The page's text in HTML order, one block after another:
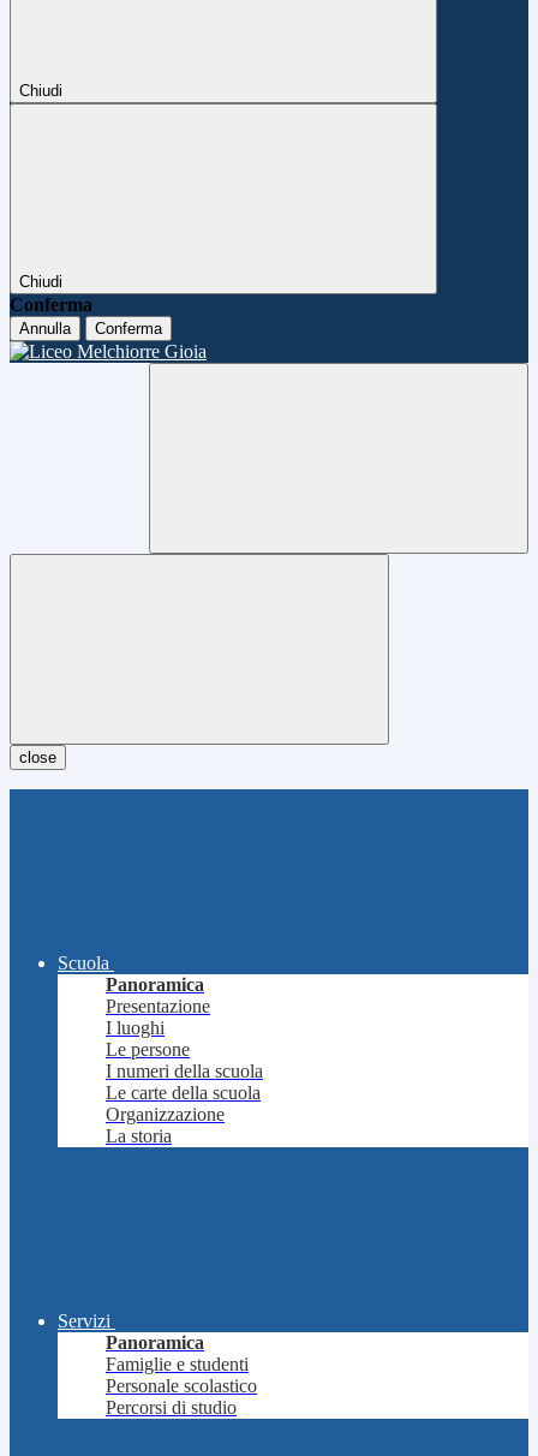
Chiudi
Chiudi
Conferma
Annulla Conferma
close
Scuola
Panoramica
Presentazione
I luoghi
Le persone
I numeri della scuola
Le carte della scuola
Organizzazione
La storia
Servizi
Panoramica
Famiglie e studenti
Personale scolastico
Percorsi di studio